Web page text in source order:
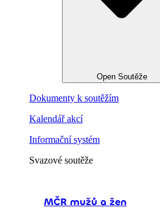
Open Soutěže
Dokumenty k soutěžím
Kalendář akcí
Informační systém
Svazové soutěže
MČR mužů a žen